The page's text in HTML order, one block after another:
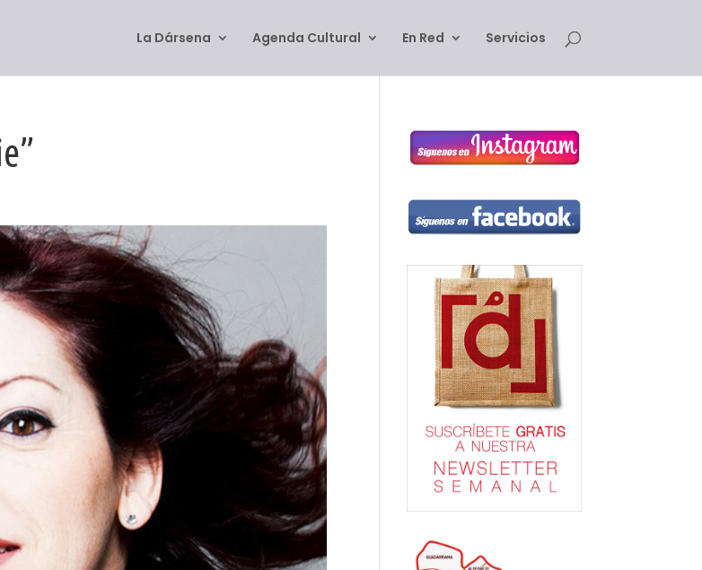
La Dársena Agenda Cultural En Red Servicios